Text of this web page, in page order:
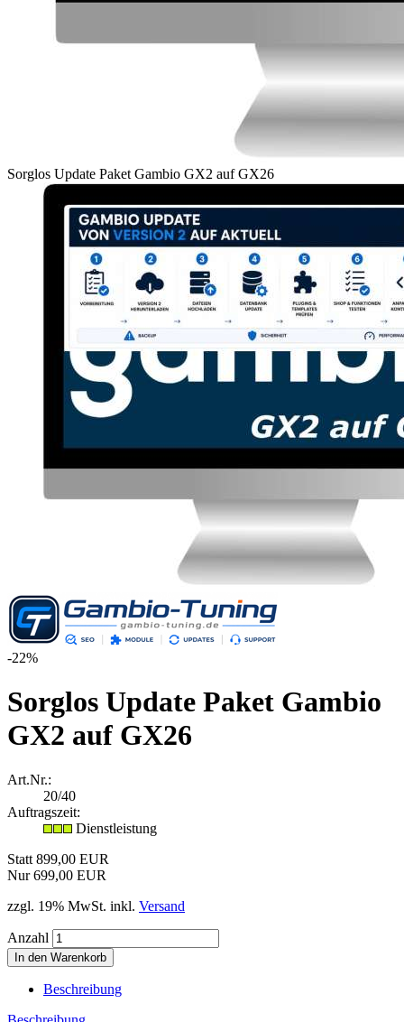
Sorglos Update Paket Gambio GX2 auf GX26
-22%
Sorglos Update Paket Gambio
GX2 auf GX26
Art.Nr.:
20/40
Auftragszeit:
Dienstleistung
Statt 899,00 EUR
Nur 699,00 EUR
zzgl. 19% MwSt. inkl. Versand
Anzahl
Beschreibung